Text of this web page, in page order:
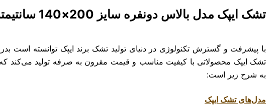
تشک ایپک مدل بالاس دونفره سایز 200×140 سانتیمتر
با پیشرفت و گسترش تکنولوژی در دنیای تولید تشک برند ایپک توانسته
تشک ایپک محصولاتی با کیفیت مناسب و قیمت مقرون به صرفه تولید می‌کند که
به شرح زیر است:
مدل‌های تشک ایپک